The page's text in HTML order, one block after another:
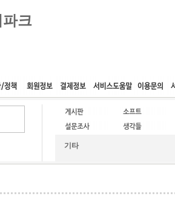
속도패치 웹호스팅 공동구매
기타